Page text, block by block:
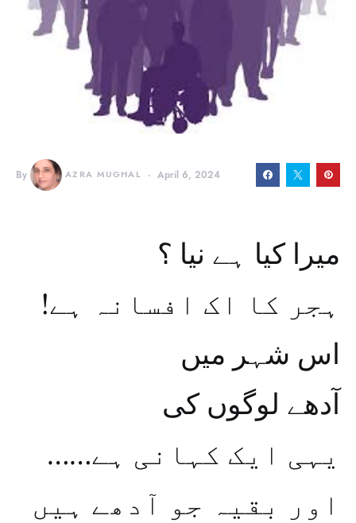
By AZRA MUGHAL April 6, 2024
میرا کیا ہے نیا ؟
!ہجر کا اک افسانہ ہے
اس شہر میں
آدھے لوگوں کی
……یہی ایک کہانی ہے
اور بقیہ جو آدھے ہیں